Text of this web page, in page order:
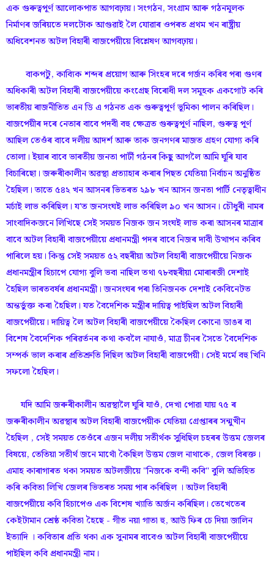
এক গুৰুত্বপূৰ্ণ আলোকপাত আগবঢ়ায়। সংগঠন, সংগ্ৰাম আৰু গঠনমূলক
নিৰ্মাণৰ জৰিয়তে দলটোক আগুৱাই লৈ যোৱাৰ ওপৰত প্ৰথম খন ৰাষ্ট্ৰীয়
অধিবেশনত অটল বিহাৰী বাজপেয়ীয়ে বিশ্লেষণ আগবঢ়ায়।
বাকপটু, কাব্যিক শব্দৰ প্ৰয়োগ আৰু সিংহৰ দৰে গৰ্জন কৰিব পৰা গুণৰ
অধিকাৰী অটল বিহাৰী বাজপেয়ীয়ে কংগ্ৰেছ বিৰোধী দল সমূহক একগোট কৰি
ভাৰতীয় ৰাজনীতিত এন ডি এ গঠনত এক গুৰুত্বপূৰ্ণ ভূমিকা পালন কৰিছিল।
বাজপেয়ীৰ দৰে নেতাৰ বাবে পদবী বহু ক্ষেত্ৰত গুৰুত্বপূৰ্ণ নাছিল, গুৰুত্ব পূৰ্ণ
আছিল তেওঁৰ বাবে দলীয় আদৰ্শ আৰু তাক জনগণৰ মাজত গ্ৰহণ যোগ্য কৰি
তোলা। ইয়াৰ বাবে ভাৰতীয় জনতা পাৰ্টী গঠনৰ কিছু আগলৈ আমি ঘূৰি যাব
বিচাৰিছো। জৰুৰীকালীন অৱস্থা প্ৰত্যাহাৰ কৰাৰ পিছত যেতিয়া নিৰ্বাচন অনুষ্ঠিত
হৈছিল। তাতে ৫৪২ খন আসনৰ ভিতৰত ২৯৮ খন আসন জনতা পাৰ্টি নেতৃত্বাধীন
মৰ্চাই লাভ কৰিছিল। য'ত জনসংঘই লাভ কৰিছিল ৯০ খন আসন। চৌধুৰী নামৰ
সাংবাদিকজনে লিখিছে সেই সময়ত নিজক জন সংঘই লাভ কৰা আসনৰ মাত্ৰাৰ
বাবে অটল বিহাৰী বাজপেয়ীয়ে প্ৰধানমন্ত্ৰী পদৰ বাবে নিজৰ দাবী উত্থাপন কৰিব
পাৰিলে হয়। কিন্তু সেই সময়ত ৫২ বছৰীয়া অটল বিহাৰী বাজপেয়ীয়ে নিজক
প্ৰধানমন্ত্ৰীৰ হিচাপে যোগ্য বুলি ভবা নাছিল তথা ৭৮বছৰীয়া মোৰাৰজী দেশাই
হৈছিল ভাৰতবৰ্ষৰ প্ৰধানমন্ত্ৰী। জনসংঘৰ পৰা তিনিজনক দেশাই কেবিনেটত
অন্তৰ্ভুক্ত কৰা হৈছিল। যত বৈদেশিক মন্ত্ৰীৰ দায়িত্ব পাইছিল অটল বিহাৰী
বাজপেয়ীয়ে। দায়িত্ব লৈ অটল বিহাৰী বাজপেয়ীয়ে কৈছিল কোনো ডাঙৰ বা
বিশেষ বৈদেশিক পৰিৱৰ্তনৰ কথা কবলৈ নাযাওঁ, মাত্ৰ চীনৰ সৈতে বৈদেশিক
সম্পৰ্ক ভাল কৰাৰ প্ৰতিশ্ৰুতি দিছিল অটল বিহাৰী বাজপেয়ী। সেই মৰ্মে বহু খিনি
সফলো হৈছিল।
যদি আমি জৰুৰীকালীন অৱস্থালৈ ঘূৰি যাওঁ, দেখা পোৱা যায় ৭৫ ৰ
জৰুৰীকালীন অৱস্থাৰ অটল বিহাৰী বাজপেয়ীক যেতিয়া গ্ৰেপ্তাৰৰ সন্মুখীন
হৈছিল , সেই সময়ত তেওঁৰে এজন দলীয় সতীৰ্থক সুধিছিল চহৰৰ উত্তম জেলৰ
বিষয়ে, তেতিয়া সতীৰ্থ জনে মাথোঁ কৈছিল উত্তম জেল নাথাকে, জেল বিৰক্ত।
এমাহ কাৰাগাৰত থকা সময়ত অটলজীয়ে "নিজকে বন্দী কবি" বুলি অভিহিত
কৰি কবিতা লিখি জেলৰ ভিতৰত সময় পাৰ কৰিছিল । অটল বিহাৰী
বাজপেয়ীয়ে কবি হিচাপেও এক বিশেষ খ্যাতি অৰ্জন কৰিছিল। তেখেতেৰ
কেইটামান শ্ৰেষ্ঠ কবিতা হৈছে - গীত নয়া গাতা হু, আউ ফিৰ চে দিয়া জালিন
ইত্যাদি । কবিতাৰ প্ৰতি থকা এক সুনামৰ বাবেও অটল বিহাৰী বাজপেয়ীয়ে
পাইছিল কবি প্ৰধানমন্ত্ৰী নাম।